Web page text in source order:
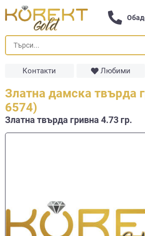
Контакти Любими
Златна дамска твърда
6574)
Златна твърда гривнa 4.73 гр.